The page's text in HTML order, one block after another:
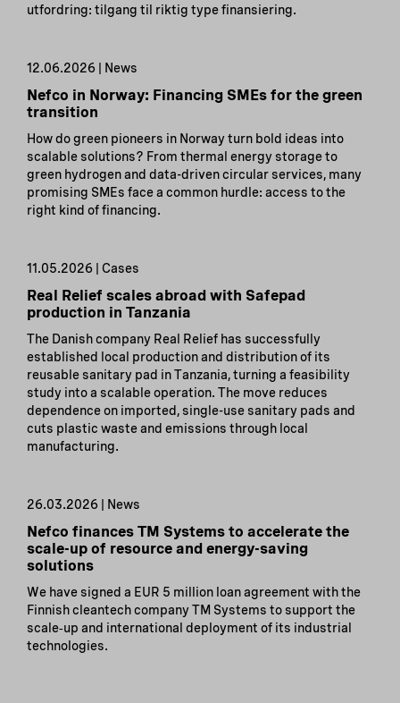
utfordring: tilgang til riktig type finansiering.
12.06.2026 | News
Nefco in Norway: Financing SMEs for the green
transition
How do green pioneers in Norway turn bold ideas into
scalable solutions? From thermal energy storage to
green hydrogen and data-driven circular services, many
promising SMEs face a common hurdle: access to the
right kind of financing.
11.05.2026 | Cases
Real Relief scales abroad with Safepad
production in Tanzania
The Danish company Real Relief has successfully
established local production and distribution of its
reusable sanitary pad in Tanzania, turning a feasibility
study into a scalable operation. The move reduces
dependence on imported, single-use sanitary pads and
cuts plastic waste and emissions through local
manufacturing.
26.03.2026 | News
Nefco finances TM Systems to accelerate the
scale-up of resource and energy-saving
solutions
We have signed a EUR 5 million loan agreement with the
Finnish cleantech company TM Systems to support the
scale‑up and international deployment of its industrial
technologies.